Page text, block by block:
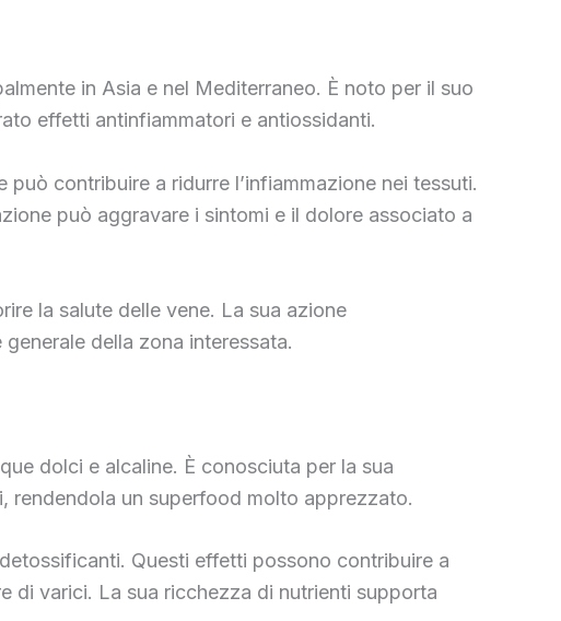
in Asia e nel Mediterraneo. È noto per il suo
effetti antinfiammatori e antiossidanti.
contribuire a ridurre l’infiammazione nei tessuti.
può aggravare i sintomi e il dolore associato a
la salute delle vene. La sua azione
della zona interessata.
dolci e alcaline. È conosciuta per la sua
rendendola un superfood molto apprezzato.
Questi effetti possono contribuire a
di varici. La sua ricchezza di nutrienti supporta